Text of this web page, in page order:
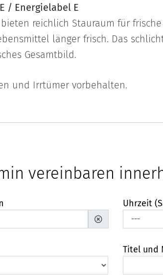
/ Energielabel E
reichlich Stauraum für
länger frisch. Das
Gesamtbild.
und Irrtümer vorbehalten.
vereinbaren
Uhrzeit
Titel und